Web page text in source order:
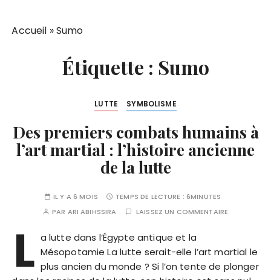
Accueil »Sumo
Étiquette : Sumo
LUTTE SYMBOLISME
Des premiers combats humains à
l’art martial : l’histoire ancienne
de la lutte
IL Y A 6 MOIS TEMPS DE LECTURE :6MINUTES
PAR ARI ABIHSSIRA LAISSEZ UN COMMENTAIRE
L a lutte dans l’Égypte antique et la
Mésopotamie La lutte serait-elle l’art martial le
plus ancien du monde ? Si l’on tente de plonger